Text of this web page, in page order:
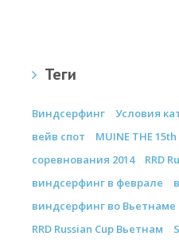
Теги
Виндсерфинг Условия
вейв спот
MUINE THE 15th
соревнования 2014
RRD
виндсерфинг в феврале
виндсерфинг во Вьетнаме
RRD Russian Cup Вьетнам